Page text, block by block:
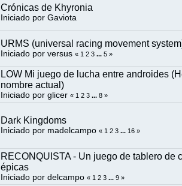
Crónicas de Khyronia
Iniciado por Gaviota
URMS (universal racing movement
Iniciado por versus « 1 2 3 ... 5 »
LOW Mi juego de lucha entre androides
nombre actual)
Iniciado por glicer « 1 2 3 ... 8 »
Dark Kingdoms
Iniciado por madelcampo « 1 2 3 ... 16 »
RECONQUISTA - Un juego de tablero de
épicas
Iniciado por delcampo « 1 2 3 ... 9 »